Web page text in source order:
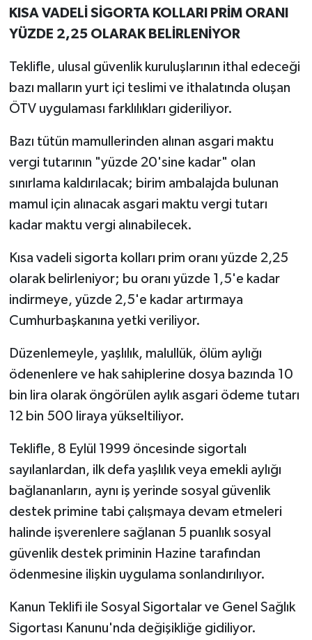
KISA VADELİ SİGORTA KOLLARI PRİM ORANI
YÜZDE 2,25 OLARAK BELİRLENİYOR
Teklifle, ulusal güvenlik kuruluşlarının ithal edeceği
bazı malların yurt içi teslimi ve ithalatında oluşan
ÖTV uygulaması farklılıkları gideriliyor.
Bazı tütün mamullerinden alınan asgari maktu
vergi tutarının "yüzde 20'sine kadar" olan
sınırlama kaldırılacak; birim ambalajda bulunan
mamul için alınacak asgari maktu vergi tutarı
kadar maktu vergi alınabilecek.
Kısa vadeli sigorta kolları prim oranı yüzde 2,25
olarak belirleniyor; bu oranı yüzde 1,5'e kadar
indirmeye, yüzde 2,5'e kadar artırmaya
Cumhurbaşkanına yetki veriliyor.
Düzenlemeyle, yaşlılık, malullük, ölüm aylığı
ödenenlere ve hak sahiplerine dosya bazında 10
bin lira olarak öngörülen aylık asgari ödeme tutarı
12 bin 500 liraya yükseltiliyor.
Teklifle, 8 Eylül 1999 öncesinde sigortalı
sayılanlardan, ilk defa yaşlılık veya emekli aylığı
bağlananların, aynı iş yerinde sosyal güvenlik
destek primine tabi çalışmaya devam etmeleri
halinde işverenlere sağlanan 5 puanlık sosyal
güvenlik destek priminin Hazine tarafından
ödenmesine ilişkin uygulama sonlandırılıyor.
Kanun Teklifi ile Sosyal Sigortalar ve Genel Sağlık
Sigortası Kanunu'nda değişikliğe gidiliyor.